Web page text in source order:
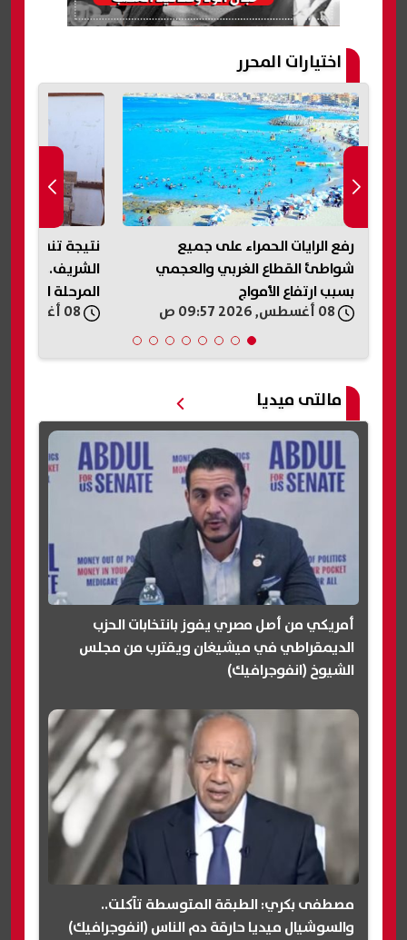
اختيارات المحرر
رفع الرايات الحمراء على جميع
شواطئ القطاع الغربي والعجمي
بسبب ارتفاع الأمواج
نتيجة تنسيق
الشريف.. رابط
المرحلة الثانية
مالتى ميديا
أمريكي من أصل مصري يفوز بانتخابات الحزب
الديمقراطي في ميشيغان ويقترب من مجلس
الشيوخ (انفوجرافيك)
مصطفى بكري: الطبقة المتوسطة تآكلت..
والسوشيال ميديا حارقة دم الناس (انفوجرافيك)